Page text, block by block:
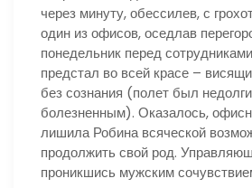
через минуту, обессилев, с
один из офисов, оседлав
понедельник перед
предстал во всей красе –
без сознания (полет был
болезненным). Оказалось,
лишила Робина всяческой
продолжить свой род.
проникшись мужским